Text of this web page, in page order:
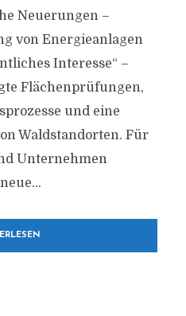
Neuerungen –
von Energieanlagen
Interesse“ –
Flächenprüfungen,
und eine
Waldstandorten. Für
Unternehmen